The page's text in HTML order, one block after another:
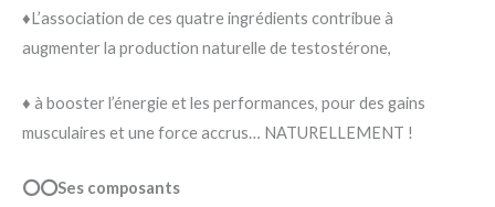
♦️L’association de ces quatre ingrédients contribue à
augmenter la production naturelle de testostérone,
♦️ à booster l’énergie et les performances, pour des gains
musculaires et une force accrus… NATURELLEMENT !
⭕⭕Ses composants